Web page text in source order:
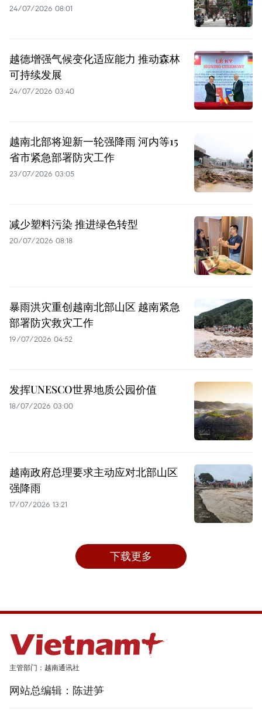
24/07/2026 08:01
越德增强气候变化适应能力 推动森林
可持续发展
24/07/2026 03:40
越南北部将迎新一轮强降雨 河内等15
省市紧急部署防灾工作
23/07/2026 03:05
减少塑料污染 推进绿色转型
20/07/2026 08:18
暴雨洪灾重创越南北部山区 越南紧急
部署防灾救灾工作
19/07/2026 04:52
发挥UNESCO世界地质公园价值
18/07/2026 03:00
越南政府总理要求主动应对北部山区
强降雨
17/07/2026 13:21
下载更多
主管部门：越南通讯社
网站总编辑：陈进笋